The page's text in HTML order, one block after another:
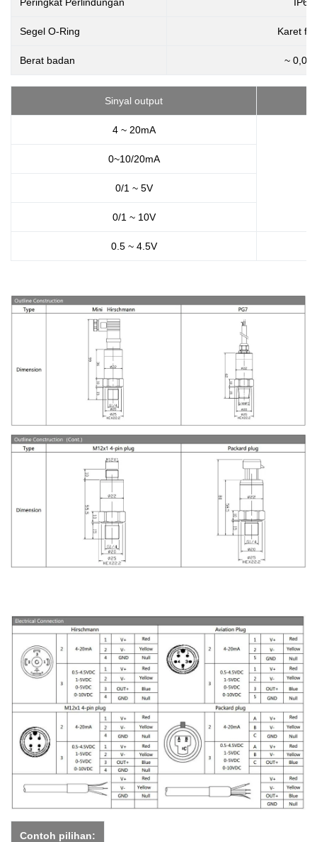
Segel O-Ring Karet
Berat badan ~
Sinyal output
4 ~ 20mA
0~10/20mA
0/1 ~ 5V
0/1 ~ 10V
0.5 ~ 4.5V
Contoh pilihan: